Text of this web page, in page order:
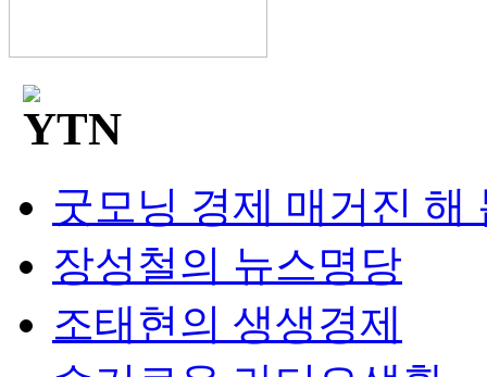
굿모닝 경제 매거진 해
장성철의 뉴스명당
조태현의 생생경제